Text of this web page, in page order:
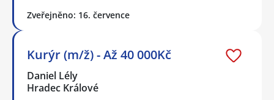
Zveřejněno: 16. července
Kurýr (m/ž) - Až 40 000Kč
Daniel Lély
Hradec Králové